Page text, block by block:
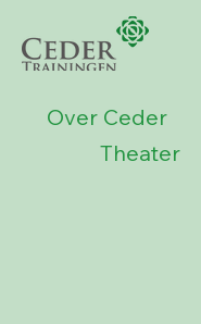
Over Ceder
Theater